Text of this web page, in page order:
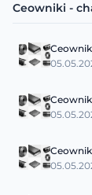
Ceowniki -